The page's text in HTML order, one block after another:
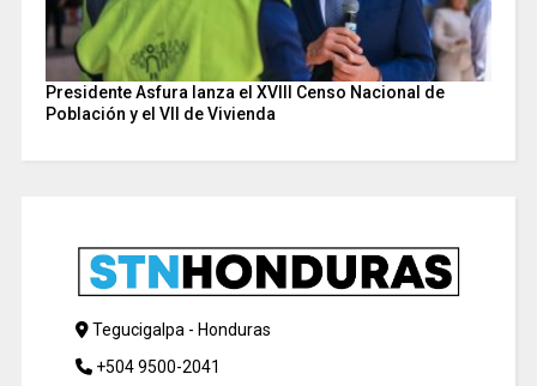
Presidente Asfura lanza el XVIII Censo Nacional de
Población y el VII de Vivienda
Tegucigalpa - Honduras
+504 9500-2041